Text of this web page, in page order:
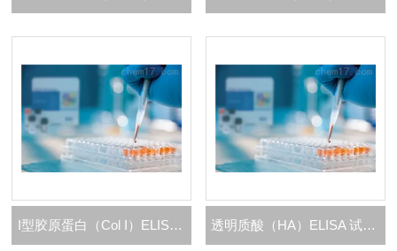
I型胶原蛋白（Col I）ELISA 试剂盒 透明质酸（HA）ELISA 试剂盒